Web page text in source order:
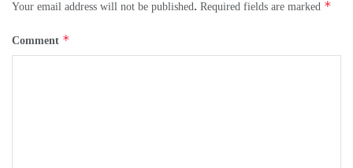
Your email address will not be published. Required fields are marked *
Comment *